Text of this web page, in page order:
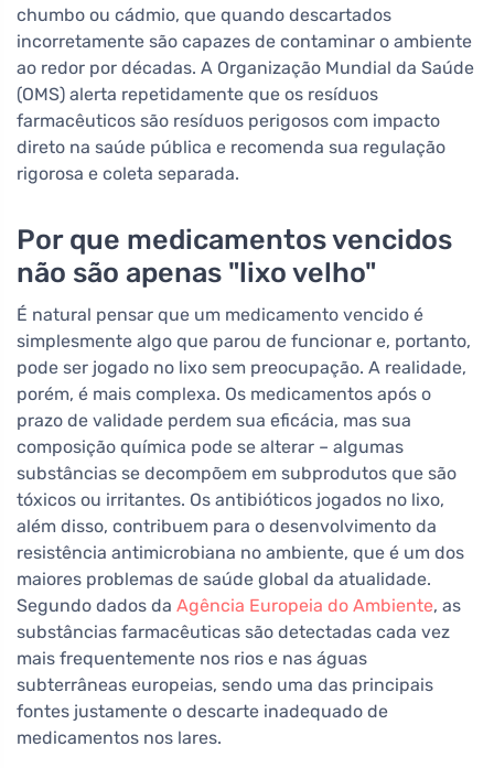
chumbo ou cádmio, que quando descartados
incorretamente são capazes de contaminar o ambiente
ao redor por décadas. A Organização Mundial da Saúde
(OMS) alerta repetidamente que os resíduos
farmacêuticos são resíduos perigosos com impacto
direto na saúde pública e recomenda sua regulação
rigorosa e coleta separada.
Por que medicamentos vencidos
não são apenas "lixo velho"
É natural pensar que um medicamento vencido é
simplesmente algo que parou de funcionar e, portanto,
pode ser jogado no lixo sem preocupação. A realidade,
porém, é mais complexa. Os medicamentos após o
prazo de validade perdem sua eficácia, mas sua
composição química pode se alterar – algumas
substâncias se decompõem em subprodutos que são
tóxicos ou irritantes. Os antibióticos jogados no lixo,
além disso, contribuem para o desenvolvimento da
resistência antimicrobiana no ambiente, que é um dos
maiores problemas de saúde global da atualidade.
Segundo dados da Agência Europeia do Ambiente, as
substâncias farmacêuticas são detectadas cada vez
mais frequentemente nos rios e nas águas
subterrâneas europeias, sendo uma das principais
fontes justamente o descarte inadequado de
medicamentos nos lares.